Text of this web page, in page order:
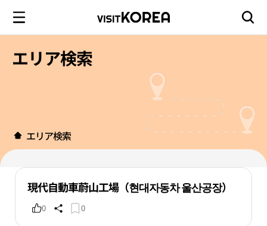
エリア検索
エリア検索
現代自動車蔚山工場（현대자동차 울산공장）
0 0